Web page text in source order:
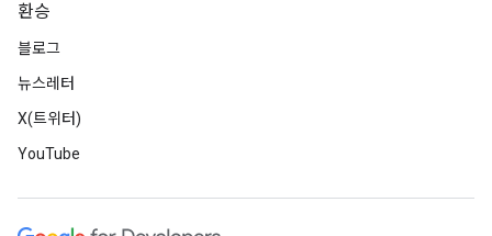
환승
블로그
뉴스레터
X(트위터)
YouTube